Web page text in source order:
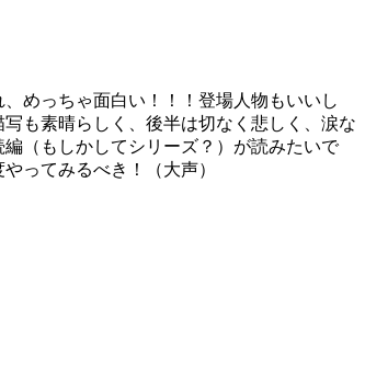
めっちゃ面白い！！！登場人物もいいし
も素晴らしく、後半は切なく悲しく、涙な
（もしかしてシリーズ？）が読みたいで
ってみるべき！（大声）